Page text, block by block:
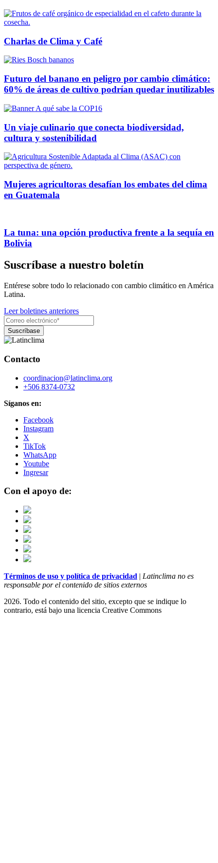
Charlas de Clima y Café
Futuro del banano en peligro por cambio climático:
60% de áreas de cultivo podrían quedar inutilizables
Un viaje culinario que conecta biodiversidad,
cultura y sostenibilidad
Mujeres agricultoras desafían los embates del clima
en Guatemala
La tuna: una opción productiva frente a la sequía en
Bolivia
Suscríbase a nuestro boletín
Entérese sobre todo lo relacionado con cambio climático en América
Latina.
Leer boletines anteriores
Contacto
coordinacion@latinclima.org
+506 8374-0732
Síganos en:
Facebook
Instagram
X
TikTok
WhatsApp
Youtube
Ingresar
Con el apoyo de:
Términos de uso y política de privacidad | Latinclima no es
responsable por el contenido de sitios externos
2026. Todo el contenido del sitio, excepto que se indique lo
contrario, está bajo una licencia Creative Commons